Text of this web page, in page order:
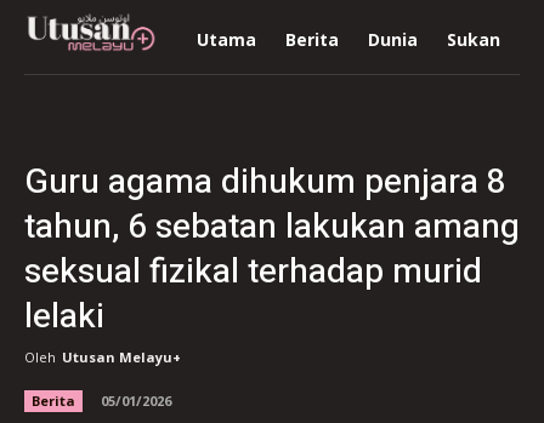
Utama Berita Dunia Sukan
Guru agama dihukum penjara 8
tahun, 6 sebatan lakukan amang
seksual fizikal terhadap murid
lelaki
Oleh Utusan Melayu+
Berita 05/01/2026